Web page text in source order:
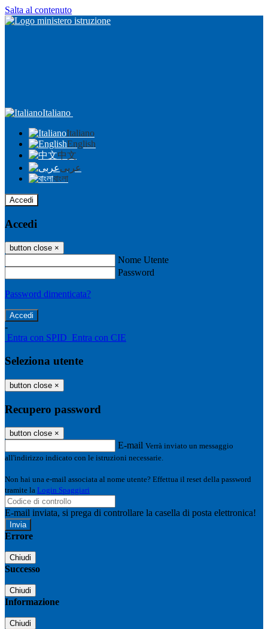
Salta al contenuto
Italiano
Italiano
English
中文
عربى
বাংলা
Accedi
Accedi
button close ×
Nome Utente
Password
Password dimenticata?
-
Entra con SPID Entra con CIE
Seleziona utente
button close ×
Recupero password
button close ×
E-mail Verrà inviato un messaggio
all'indirizzo indicato con le istruzioni necessarie.
Non hai una e-mail associata al nome utente? Effettua il reset della password
tramite la Login Spaggiari
E-mail inviata, si prega di controllare la casella di posta elettronica!
Errore
Chiudi
Successo
Chiudi
Informazione
Chiudi